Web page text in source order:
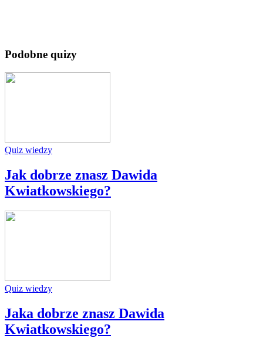
Podobne quizy
Quiz wiedzy
Jak dobrze znasz Dawida
Kwiatkowskiego?
Quiz wiedzy
Jaka dobrze znasz Dawida
Kwiatkowskiego?